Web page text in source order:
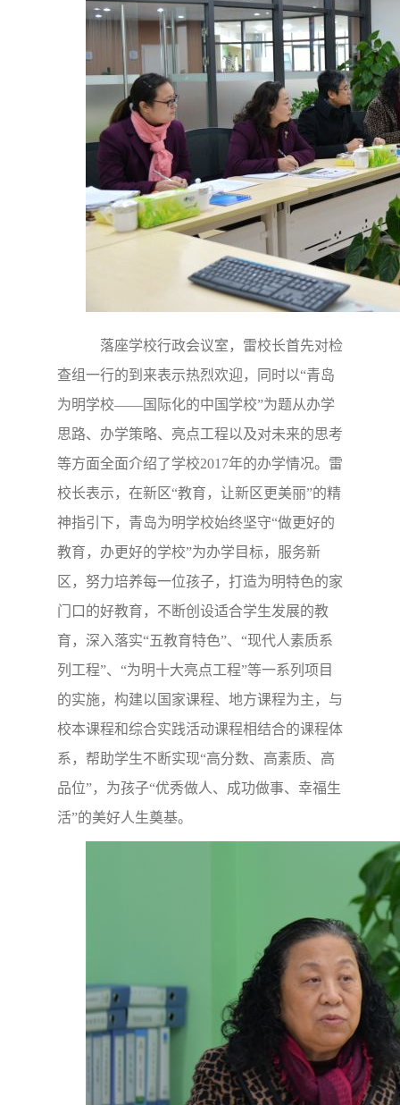
落座学校行政会议室，雷校长首先对检
查组一行的到来表示热烈欢迎，同时以“青岛
为明学校——国际化的中国学校”为题从办学
思路、办学策略、亮点工程以及对未来的思考
等方面全面介绍了学校2017年的办学情况。雷
校长表示，在新区“教育，让新区更美丽”的精
神指引下，青岛为明学校始终坚守“做更好的
教育，办更好的学校”为办学目标，服务新
区，努力培养每一位孩子，打造为明特色的家
门口的好教育，不断创设适合学生发展的教
育，深入落实“五教育特色”、“现代人素质系
列工程”、“为明十大亮点工程”等一系列项目
的实施，构建以国家课程、地方课程为主，与
校本课程和综合实践活动课程相结合的课程体
系，帮助学生不断实现“高分数、高素质、高
品位”，为孩子“优秀做人、成功做事、幸福生
活”的美好人生奠基。